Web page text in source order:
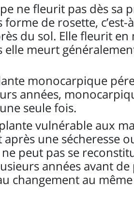
ne fleurit pas dès sa
forme de rosette,
du sol. Elle fleurit
elle meurt
monocarpique
années,
seule fois.
vulnérable aux
une sécheresse
peut pas se
années avant
changement au